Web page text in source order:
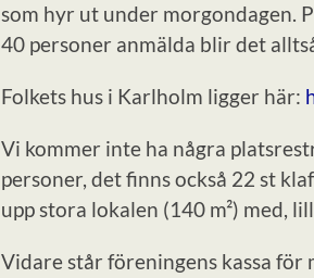
som hyr ut under morgondagen.
40 personer anmälda blir det
Folkets hus i Karlholm ligger här:
Vi kommer inte ha några
personer, det finns också 22 st
upp stora lokalen (140 m²) med,
Vidare står föreningens kassa för